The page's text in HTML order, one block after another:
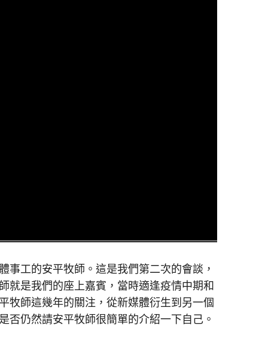
事工的安平牧師。這是我們第二次的會談，
就是我們的座上嘉賓，當時適逢疫情中期和
牧師這幾年的關注，從新媒體衍生到另一個
仍然請安平牧師很簡單的介紹一下自己。